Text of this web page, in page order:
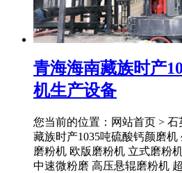
青海海南藏族时产
机生产设备
您当前的位置：网站首页 >
藏族时产1035吨硫酸钙颜磨
磨粉机 欧版磨粉机 立式磨粉
中速微粉磨 高压悬辊磨粉机